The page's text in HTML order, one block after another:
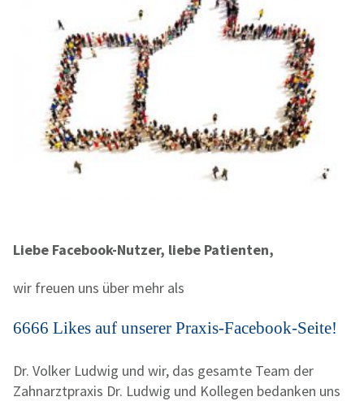
Liebe Facebook-Nutzer, liebe Patienten,
wir freuen uns über mehr als
6666 Likes auf unserer Praxis-Facebook-Seite!
Dr. Volker Ludwig und wir, das gesamte Team der
Zahnarztpraxis Dr. Ludwig und Kollegen bedanken uns